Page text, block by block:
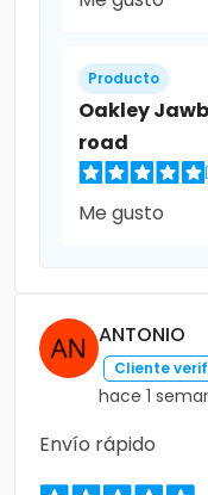
Producto
Oakley
road
Me gusto
ANTONIO
Cliente
hace 1
Envío rápido